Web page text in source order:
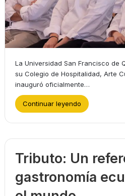
La Universidad San Francisco de
su Colegio de Hospitalidad, Arte
inauguró oficialmente…
Continuar leyendo
Tributo: Un
gastronomía